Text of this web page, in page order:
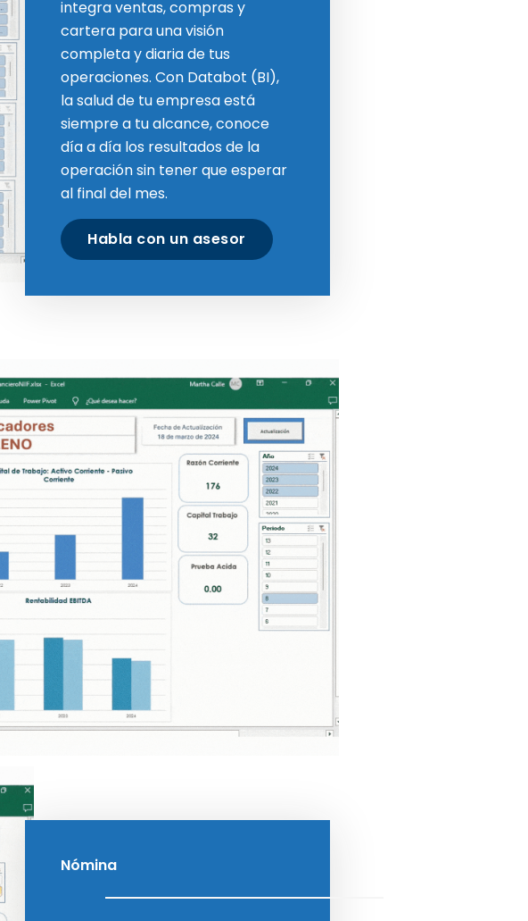
integra ventas, compras y
cartera para una visión
completa y diaria de tus
operaciones. Con Databot (BI),
la salud de tu empresa está
siempre a tu alcance, conoce
día a día los resultados de la
operación sin tener que esperar
al final del mes.
Habla con un asesor
Nómina